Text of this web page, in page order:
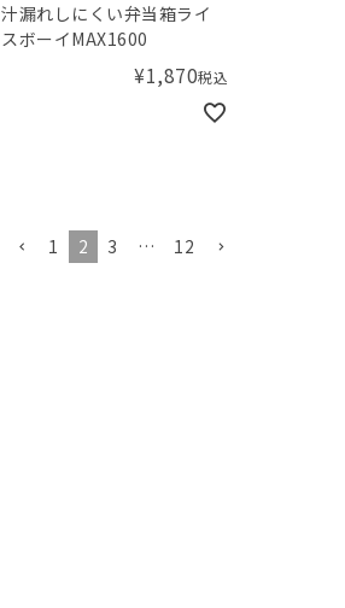
汁漏れしにくい弁当箱ライ
スボーイMAX1600
¥1,870税込
1 2 3 … 12